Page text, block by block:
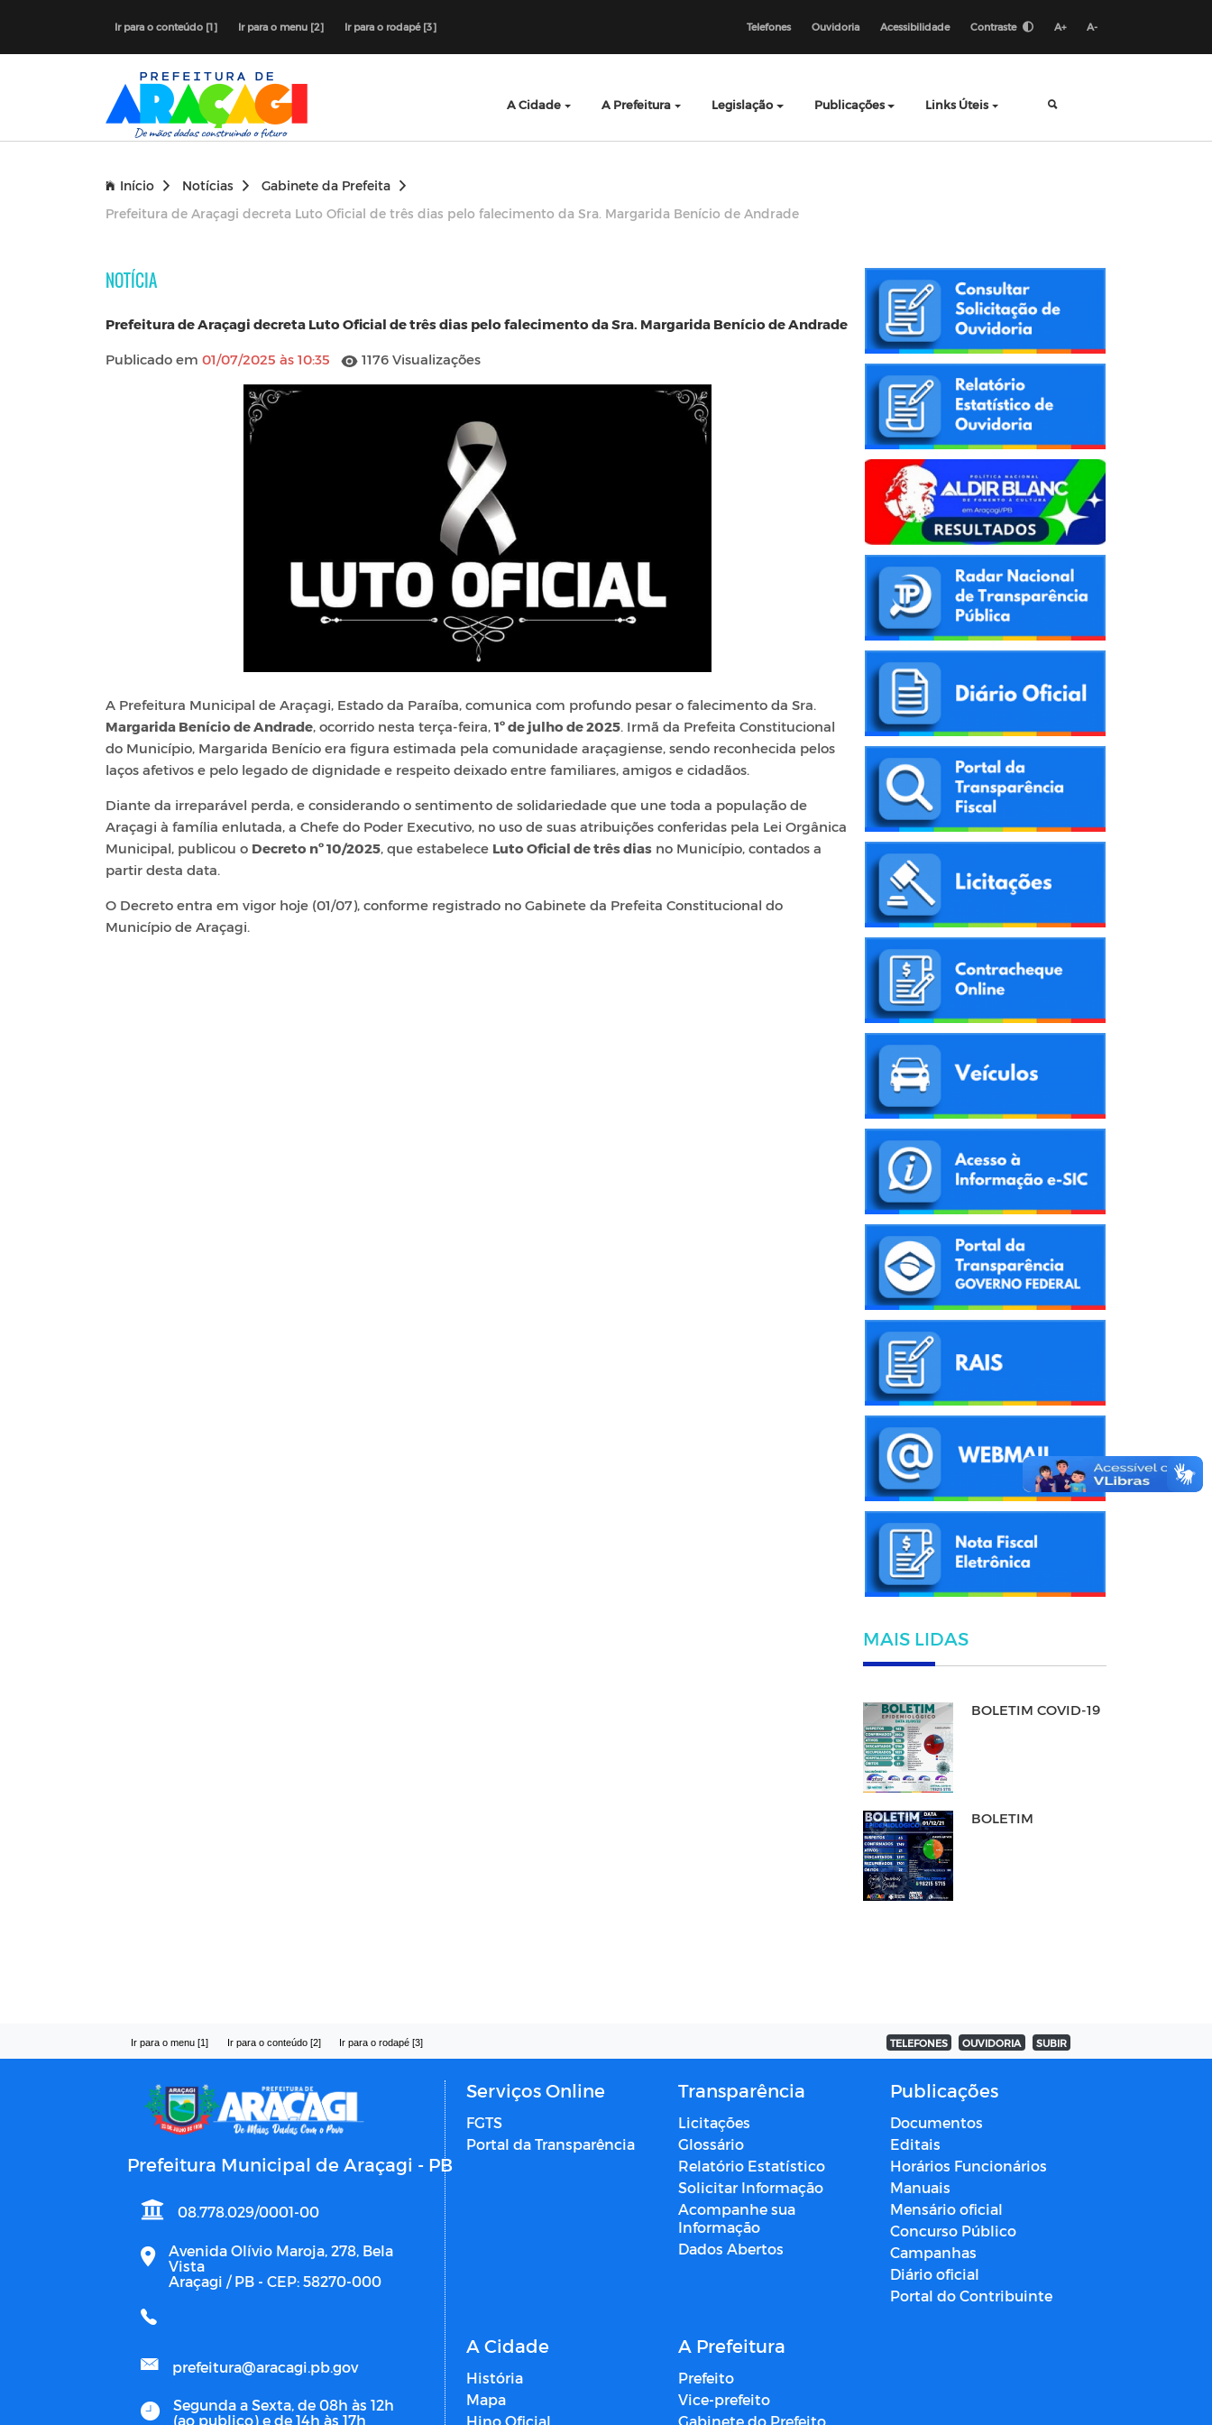
Ir para o conteúdo [1] Ir para o menu [2] Ir para o rodapé [3] Telefones Ouvidoria Acessibilidade Contraste A+ A-
A Cidade A Prefeitura Legislação Publicações Links Úteis
Início Notícias
Gabinete da Prefeita
Prefeitura de Araçagi decreta Luto Oficial de três dias pelo falecimento da Sra. Margarida Benício de Andrade
NOTÍCIA
Prefeitura de Araçagi decreta Luto Oficial de três dias pelo falecimento da Sra. Margarida Benício de Andrade
Publicado em 01/07/2025 às 10:35 1176 Visualizações
A Prefeitura Municipal de Araçagi, Estado da Paraíba, comunica com profundo pesar o falecimento da Sra.
Margarida Benício de Andrade, ocorrido nesta terça-feira, 1º de julho de 2025. Irmã da Prefeita Constitucional
do Município, Margarida Benício era figura estimada pela comunidade araçagiense, sendo reconhecida pelos
laços afetivos e pelo legado de dignidade e respeito deixado entre familiares, amigos e cidadãos.
Diante da irreparável perda, e considerando o sentimento de solidariedade que une toda a população de
Araçagi à família enlutada, a Chefe do Poder Executivo, no uso de suas atribuições conferidas pela Lei Orgânica
Municipal, publicou o Decreto nº 10/2025, que estabelece Luto Oficial de três dias no Município, contados a
partir desta data.
O Decreto entra em vigor hoje (01/07), conforme registrado no Gabinete da Prefeita Constitucional do
Município de Araçagi.
MAIS LIDAS
BOLETIM COVID-19
BOLETIM
Ir para o menu [1] Ir para o conteúdo [2] Ir para o rodapé [3] TELEFONES OUVIDORIA SUBIR
Prefeitura Municipal de Araçagi - PB
08.778.029/0001-00
Avenida Olívio Maroja, 278, Bela
Vista
Araçagi / PB - CEP: 58270-000
prefeitura@aracagi.pb.gov
Segunda a Sexta, de 08h às 12h
(ao publico) e de 14h às 17h
Serviços Online
FGTS
Portal da Transparência
Transparência
Licitações
Glossário
Relatório Estatístico
Solicitar Informação
Acompanhe sua
Informação
Dados Abertos
Publicações
Documentos
Editais
Horários Funcionários
Manuais
Mensário oficial
Concurso Público
Campanhas
Diário oficial
Portal do Contribuinte
A Cidade
História
Mapa
Hino Oficial
A Prefeitura
Prefeito
Vice-prefeito
Gabinete do Prefeito